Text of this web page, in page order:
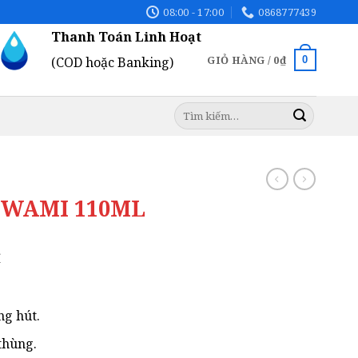
08:00 - 17:00 0868777439
Thanh Toán Linh Hoạt
(COD hoặc Banking)
GIỎ HÀNG / 0₫ 0
Tìm
kiếm:
110ML
Giá
là:
115.000₫.
hút.